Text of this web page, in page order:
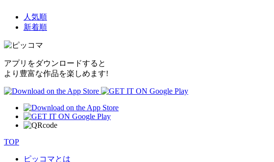
人気順
新着順
アプリをダウンロードすると
より豊富な作品を楽しめます!
TOP
ピッコマとは